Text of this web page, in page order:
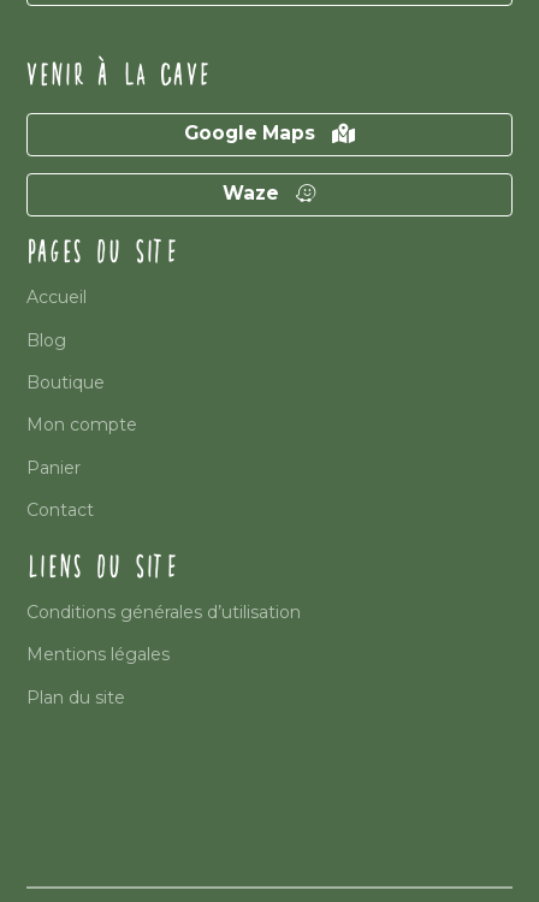
VENIR À LA CAVE
Google Maps
Waze
PAGES DU SITE
Accueil
Blog
Boutique
Mon compte
Panier
Contact
LIENS DU SITE
Conditions générales d’utilisation
Mentions légales
Plan du site